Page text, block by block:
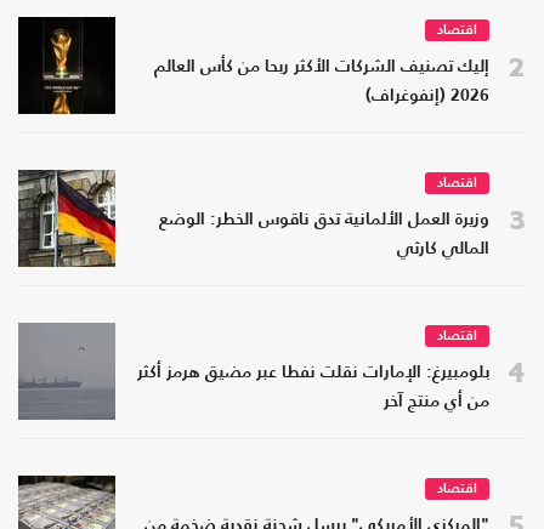
2
اقتصاد
إليك تصنيف الشركات الأكثر ربحا من كأس العالم
2026 (إنفوغراف)
3
اقتصاد
وزيرة العمل الألمانية تدق ناقوس الخطر: الوضع
المالي كارثي
4
اقتصاد
بلومبيرغ: الإمارات نقلت نفطا عبر مضيق هرمز أكثر
من أي منتج آخر
اقتصاد
"المركزي الأمريكي" يرسل شحنة نقدية ضخمة من